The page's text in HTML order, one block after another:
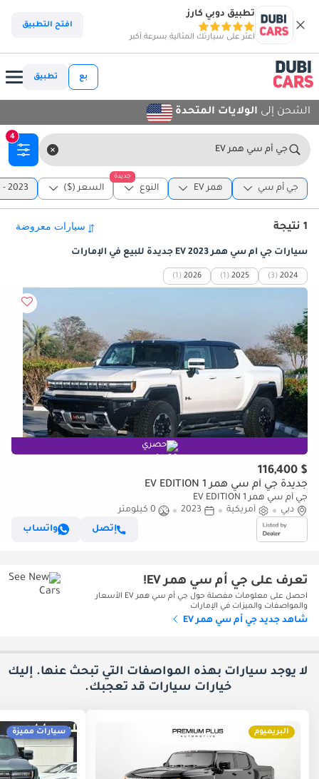
تطبيق دوبي كارز
اعثر على سيارتك المثالية بسرعة أكبر
افتح التطبيق
بع تطبيق
الشحن إلى الولايات المتحدة
جي أم سي همر EV
4
جي أم سي همر EV
جديدة
النوع السعر ($) 2023 - 2023
1 نتيجة
سيارات جي أم سي همر EV 2023 جديدة للبيع في الإمارات
2024
(3)
2025
(1)
2026
(1)
حصري
$ 116,400
جديدة جي أم سي همر EV EDITION 1
جي أم سي همر EV EDITION 1
دبي
أمريكية 2023
0 كيلومتر
إتصل
واتساب
تعرف على جي أم سي همر EV!
احصل على معلومات مفصلة حول جي أم سي همر EV الأسعار
والمواصفات والميزات في الإمارات
شاهد جديد جي أم سي همر EV
لا يوجد سيارات بهذه المواصفات التي تبحث عنها. إليك
خيارات سيارات قد تعجبك.
البريميوم سيارات مميزة